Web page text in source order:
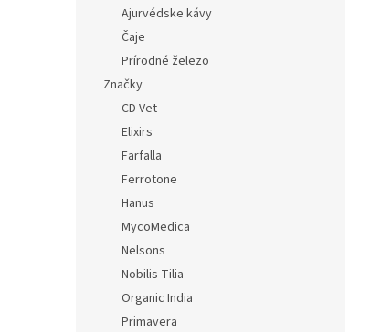
Ajurvédske kávy
Čaje
Prírodné železo
Značky
CD Vet
Elixirs
Farfalla
Ferrotone
Hanus
MycoMedica
Nelsons
Nobilis Tilia
Organic India
Primavera